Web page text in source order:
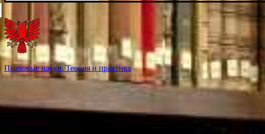
Правовые науки. Теория и практика